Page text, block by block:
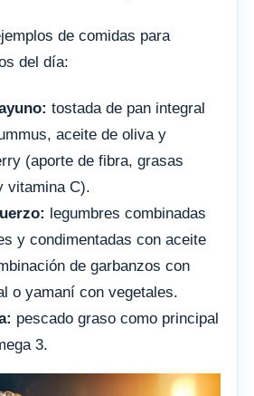
de comidas para
del día:
tostada de pan integral
aceite de oliva y
(aporte de fibra, grasas
vitamina C).
legumbres combinadas
y condimentadas con aceite
de garbanzos con
o yamaní con vegetales.
pescado graso como principal
3.